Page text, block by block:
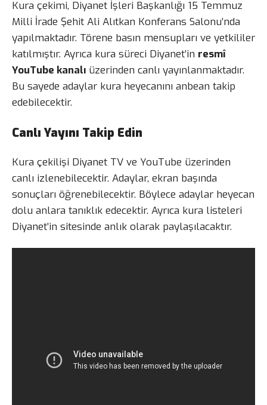
Kura çekimi, Diyanet İşleri Başkanlığı 15 Temmuz
Milli İrade Şehit Ali Alıtkan Konferans Salonu’nda
yapılmaktadır. Törene basın mensupları ve yetkililer
katılmıştır. Ayrıca kura süreci Diyanet’in resmî
YouTube kanalı üzerinden canlı yayınlanmaktadır.
Bu sayede adaylar kura heyecanını anbean takip
edebilecektir.
Canlı Yayını Takip Edin
Kura çekilişi Diyanet TV ve YouTube üzerinden
canlı izlenebilecektir. Adaylar, ekran başında
sonuçları öğrenebilecektir. Böylece adaylar heyecan
dolu anlara tanıklık edecektir. Ayrıca kura listeleri
Diyanet’in sitesinde anlık olarak paylaşılacaktır.